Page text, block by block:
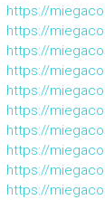
https://
https://
https://
https://
https://
https://
https://
https://
https://
https://